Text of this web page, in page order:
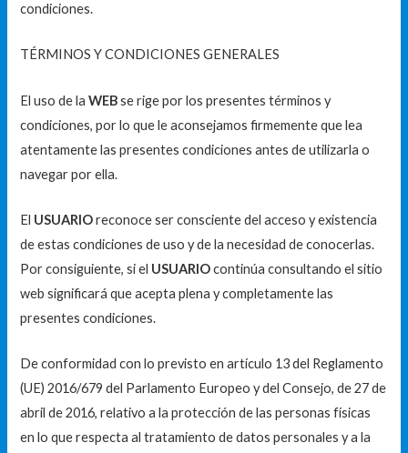
condiciones.
TÉRMINOS Y CONDICIONES GENERALES
El uso de laWEBse rige por los presentes términos y
condiciones, por lo que le aconsejamos firmemente que lea
atentamente las presentes condiciones antes de utilizarla o
navegar por ella.
El USUARIOreconoce ser consciente del acceso y existencia
de estas condiciones de uso y de la necesidad de conocerlas.
Por consiguiente, si el USUARIOcontinúa consultando el sitio
web significará que acepta plena y completamente las
presentes condiciones.
De conformidad con lo previsto en artículo 13 del Reglamento
(UE) 2016/679 del Parlamento Europeo y del Consejo, de 27 de
abril de 2016, relativo a la protección de las personas físicas
en lo que respecta al tratamiento de datos personales y a la